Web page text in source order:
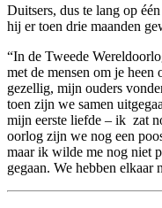
Duitsers, dus te lang op
hij er toen drie maanden
“In de Tweede
met de mensen om je heen
gezellig, mijn ouders
toen zijn we samen
mijn eerste liefde – ik zat
oorlog zijn we nog een
maar ik wilde me nog niet
gegaan. We hebben elkaar